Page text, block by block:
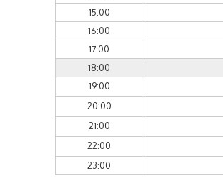
15:00
16:00
17:00
18:00
19:00
20:00
21:00
22:00
23:00